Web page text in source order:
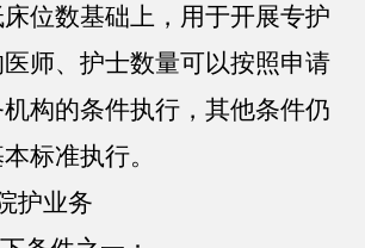
位数基础上，用于开展专护
师、护士数量可以按照申请
构的条件执行，其他条件仍
标准执行。
护业务